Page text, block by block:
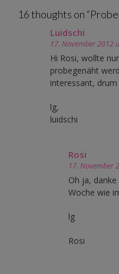
16 thoughts on “
Luidschi
17. November 2012
Hi Rosi, wollte
probegenäht
interessant,
lg,
luidschi
Rosi
17. November
Oh ja,
Woche wie
lg
Rosi